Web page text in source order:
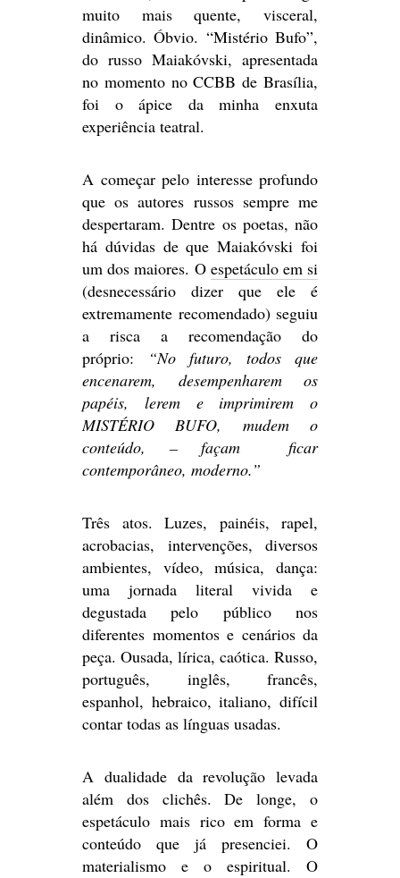
muito mais quente, visceral,
dinâmico. Óbvio. “Mistério Bufo”,
do russo Maiakóvski, apresentada
no momento no CCBB de Brasília,
foi o ápice da minha enxuta
experiência teatral.
A começar pelo interesse profundo
que os autores russos sempre me
despertaram. Dentre os poetas, não
há dúvidas de que Maiakóvski foi
um dos maiores. O espetáculo em si
(desnecessário dizer que ele é
extremamente recomendado) seguiu
a risca a recomendação do
próprio:
“No futuro, todos que
encenarem, desempenharem os
papéis, lerem e imprimirem o
MISTÉRIO BUFO, mudem o
conteúdo, – façam ficar
contemporâneo, moderno.”
Três atos. Luzes, painéis, rapel,
acrobacias, intervenções, diversos
ambientes, vídeo, música, dança:
uma jornada literal vivida e
degustada pelo público nos
diferentes momentos e cenários da
peça. Ousada, lírica, caótica. Russo,
português, inglês, francês,
espanhol, hebraico, italiano, difícil
contar todas as línguas usadas.
A dualidade da revolução levada
além dos clichês. De longe, o
espetáculo mais rico em forma e
conteúdo que já presenciei. O
materialismo e o espiritual. O